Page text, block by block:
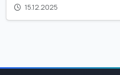
15.12.2025